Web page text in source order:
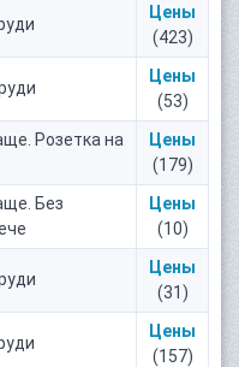
Цены
(423)
Цены
(53)
Розетка на
Цены
(179)
Без
Цены
(10)
Цены
(31)
Цены
(157)